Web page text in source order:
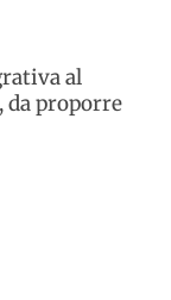
al
da proporre